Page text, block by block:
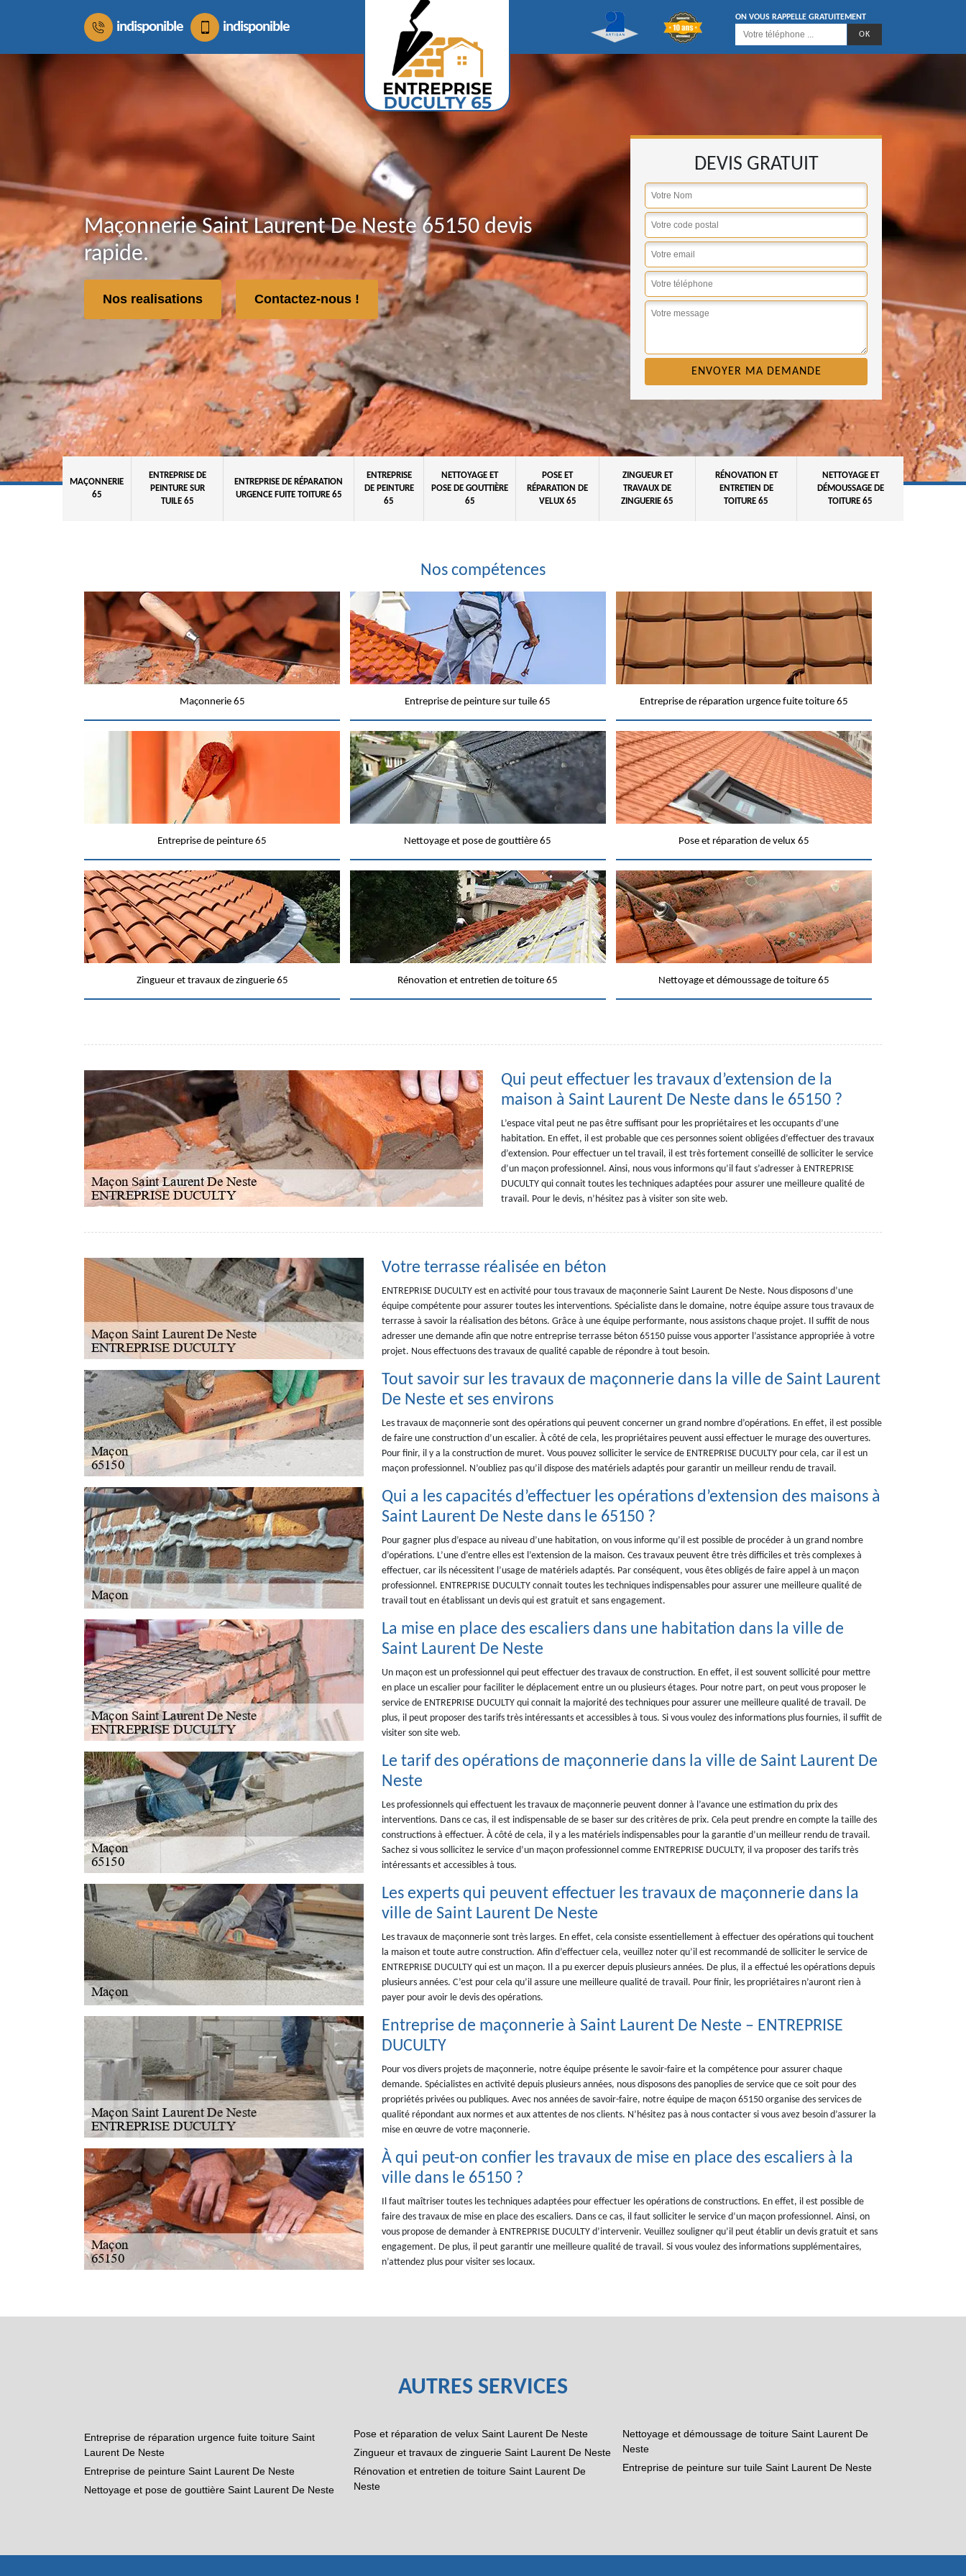
indisponible indisponible
ON VOUS RAPPELLE GRATUITEMENT
Maçonnerie Saint Laurent De Neste 65150 devis
rapide.
Nos realisations Contactez-nous !
DEVIS GRATUIT
MAÇONNERIE
65
ENTREPRISE DE
PEINTURE SUR
TUILE 65
ENTREPRISE DE RÉPARATION
URGENCE FUITE TOITURE 65
ENTREPRISE
DE PEINTURE
65
NETTOYAGE ET
POSE DE GOUTTIÈRE
65
POSE ET
RÉPARATION DE
VELUX 65
ZINGUEUR ET
TRAVAUX DE
ZINGUERIE 65
RÉNOVATION ET
ENTRETIEN DE
TOITURE 65
NETTOYAGE ET
DÉMOUSSAGE DE
TOITURE 65
Nos compétences
Maçonnerie 65 Entreprise de peinture sur tuile 65 Entreprise de réparation urgence fuite toiture 65
Entreprise de peinture 65 Nettoyage et pose de gouttière 65 Pose et réparation de velux 65
Zingueur et travaux de zinguerie 65 Rénovation et entretien de toiture 65 Nettoyage et démoussage de toiture 65
Qui peut effectuer les travaux d’extension de la
maison à Saint Laurent De Neste dans le 65150 ?
L’espace vital peut ne pas être suffisant pour les propriétaires et les occupants d’une
habitation. En effet, il est probable que ces personnes soient obligées d’effectuer des travaux
d’extension. Pour effectuer un tel travail, il est très fortement conseillé de solliciter le service
d’un maçon professionnel. Ainsi, nous vous informons qu’il faut s’adresser à ENTREPRISE
DUCULTY qui connait toutes les techniques adaptées pour assurer une meilleure qualité de
travail. Pour le devis, n’hésitez pas à visiter son site web.
Votre terrasse réalisée en béton
ENTREPRISE DUCULTY est en activité pour tous travaux de maçonnerie Saint Laurent De Neste. Nous disposons d’une
équipe compétente pour assurer toutes les interventions. Spécialiste dans le domaine, notre équipe assure tous travaux de
terrasse à savoir la réalisation des bétons. Grâce à une équipe performante, nous assistons chaque projet. Il suffit de nous
adresser une demande afin que notre entreprise terrasse béton 65150 puisse vous apporter l’assistance appropriée à votre
projet. Nous effectuons des travaux de qualité capable de répondre à tout besoin.
Tout savoir sur les travaux de maçonnerie dans la ville de Saint Laurent
De Neste et ses environs
Les travaux de maçonnerie sont des opérations qui peuvent concerner un grand nombre d’opérations. En effet, il est possible
de faire une construction d’un escalier. À côté de cela, les propriétaires peuvent aussi effectuer le murage des ouvertures.
Pour finir, il y a la construction de muret. Vous pouvez solliciter le service de ENTREPRISE DUCULTY pour cela, car il est un
maçon professionnel. N’oubliez pas qu’il dispose des matériels adaptés pour garantir un meilleur rendu de travail.
Qui a les capacités d’effectuer les opérations d’extension des maisons à
Saint Laurent De Neste dans le 65150 ?
Pour gagner plus d’espace au niveau d’une habitation, on vous informe qu’il est possible de procéder à un grand nombre
d’opérations. L’une d’entre elles est l’extension de la maison. Ces travaux peuvent être très difficiles et très complexes à
effectuer, car ils nécessitent l’usage de matériels adaptés. Par conséquent, vous êtes obligés de faire appel à un maçon
professionnel. ENTREPRISE DUCULTY connait toutes les techniques indispensables pour assurer une meilleure qualité de
travail tout en établissant un devis qui est gratuit et sans engagement.
La mise en place des escaliers dans une habitation dans la ville de
Saint Laurent De Neste
Un maçon est un professionnel qui peut effectuer des travaux de construction. En effet, il est souvent sollicité pour mettre
en place un escalier pour faciliter le déplacement entre un ou plusieurs étages. Pour notre part, on peut vous proposer le
service de ENTREPRISE DUCULTY qui connait la majorité des techniques pour assurer une meilleure qualité de travail. De
plus, il peut proposer des tarifs très intéressants et accessibles à tous. Si vous voulez des informations plus fournies, il suffit de
visiter son site web.
Le tarif des opérations de maçonnerie dans la ville de Saint Laurent De
Neste
Les professionnels qui effectuent les travaux de maçonnerie peuvent donner à l’avance une estimation du prix des
interventions. Dans ce cas, il est indispensable de se baser sur des critères de prix. Cela peut prendre en compte la taille des
constructions à effectuer. À côté de cela, il y a les matériels indispensables pour la garantie d’un meilleur rendu de travail.
Sachez si vous sollicitez le service d’un maçon professionnel comme ENTREPRISE DUCULTY, il va proposer des tarifs très
intéressants et accessibles à tous.
Les experts qui peuvent effectuer les travaux de maçonnerie dans la
ville de Saint Laurent De Neste
Les travaux de maçonnerie sont très larges. En effet, cela consiste essentiellement à effectuer des opérations qui touchent
la maison et toute autre construction. Afin d’effectuer cela, veuillez noter qu’il est recommandé de solliciter le service de
ENTREPRISE DUCULTY qui est un maçon. Il a pu exercer depuis plusieurs années. De plus, il a effectué les opérations depuis
plusieurs années. C’est pour cela qu’il assure une meilleure qualité de travail. Pour finir, les propriétaires n’auront rien à
payer pour avoir le devis des opérations.
Entreprise de maçonnerie à Saint Laurent De Neste – ENTREPRISE
DUCULTY
Pour vos divers projets de maçonnerie, notre équipe présente le savoir-faire et la compétence pour assurer chaque
demande. Spécialistes en activité depuis plusieurs années, nous disposons des panoplies de service que ce soit pour des
propriétés privées ou publiques. Avec nos années de savoir-faire, notre équipe de maçon 65150 organise des services de
qualité répondant aux normes et aux attentes de nos clients. N’hésitez pas à nous contacter si vous avez besoin d’assurer la
mise en œuvre de votre maçonnerie.
À qui peut-on confier les travaux de mise en place des escaliers à la
ville dans le 65150 ?
Il faut maîtriser toutes les techniques adaptées pour effectuer les opérations de constructions. En effet, il est possible de
faire des travaux de mise en place des escaliers. Dans ce cas, il faut solliciter le service d’un maçon professionnel. Ainsi, on
vous propose de demander à ENTREPRISE DUCULTY d’intervenir. Veuillez souligner qu’il peut établir un devis gratuit et sans
engagement. De plus, il peut garantir une meilleure qualité de travail. Si vous voulez des informations supplémentaires,
n’attendez plus pour visiter ses locaux.
AUTRES SERVICES
Entreprise de réparation urgence fuite toiture Saint
Laurent De Neste
Entreprise de peinture Saint Laurent De Neste
Nettoyage et pose de gouttière Saint Laurent De Neste
Pose et réparation de velux Saint Laurent De Neste
Zingueur et travaux de zinguerie Saint Laurent De Neste
Rénovation et entretien de toiture Saint Laurent De
Neste
Nettoyage et démoussage de toiture Saint Laurent De
Neste
Entreprise de peinture sur tuile Saint Laurent De Neste